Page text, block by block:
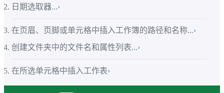
日期选取器...›
在页眉、页脚或单元格中插入工作簿的路径和名称...›
创建文件夹中的文件名和属性列表...›
在所选单元格中插入工作表›